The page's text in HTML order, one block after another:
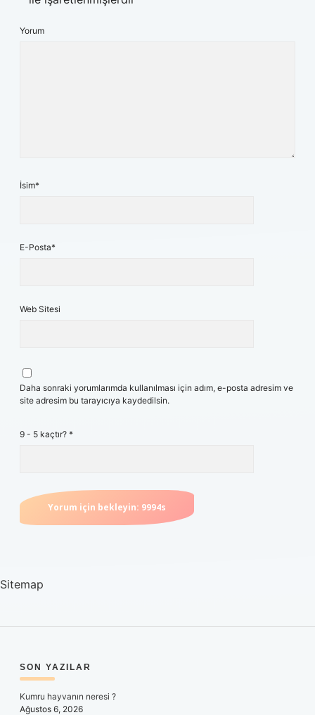
Yorum
İsim*
E-Posta*
Web Sitesi
Daha sonraki yorumlarımda kullanılması için adım, e-posta adresim ve
site adresim bu tarayıcıya kaydedilsin.
9 - 5 kaçtır? *
Sitemap
SIDEBAR
SON YAZILAR
Kumru hayvanın neresi ?
Ağustos 6, 2026